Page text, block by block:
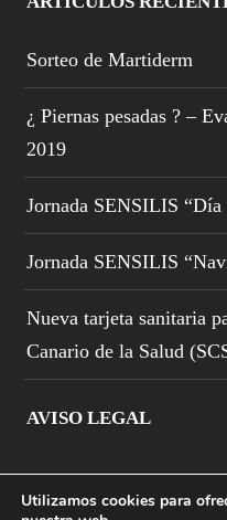
Sorteo de Martiderm
¿ Piernas pesadas ? –
2019
Jornada SENSILIS
Jornada SENSILIS
Nueva tarjeta sanitaria
Canario de la Salud
AVISO LEGAL
Utilizamos cookies para